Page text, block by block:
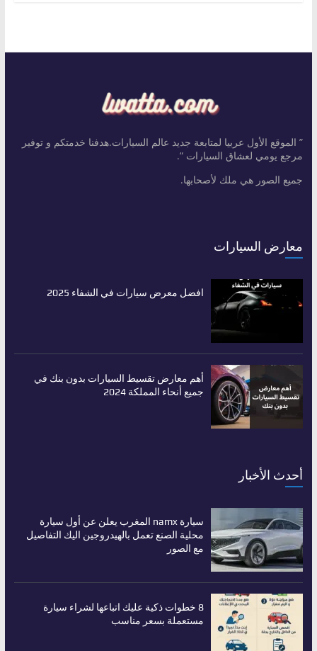
” الموقع الأول عربيا لمتابعة جديد عالم السيارات.هدفنا خدمتكم و توفير
مرجع يومي لعشاق السيارات “.
جميع الصور هي ملك لأصحابها.
معارض السيارات
افضل معرض سيارات في الشفاء 2025
أهم معارض تقسيط السيارات بدون بنك في
جميع أنحاء المملكة 2024
أحدث الأخبار
سيارة namx المغرب يعلن عن أول سيارة
محلية الصنع تعمل بالهيدروجين اليك التفاصيل
مع الصور
8 خطوات ذكية عليك اتباعها لشراء سيارة
مستعملة بسعر مناسب